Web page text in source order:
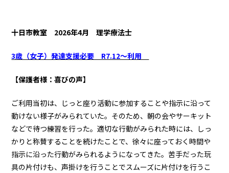
十日市教室 2026年4月 理学療法士
3歳（女子）発達支援必要 R7.12～利用
【保護者様：喜びの声】
ご利用当初は、じっと座り活動に参加することや指示に沿って
動けない様子がみられていた。そのため、朝の会やサーキット
などで待つ練習を行った。適切な行動がみられた時には、しっ
かりと称賛することを続けたことで、徐々に座っておく時間や
指示に沿った行動がみられるようになってきた。苦手だった玩
具の片付けも、声掛けを行うことでスムーズに片付けを行うこ